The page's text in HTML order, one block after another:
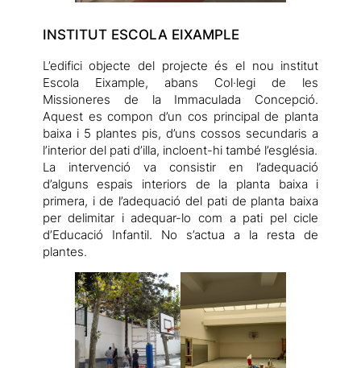
INSTITUT ESCOLA EIXAMPLE
L’edifici objecte del projecte és el nou institut
Escola Eixample, abans Col·legi de les
Missioneres de la Immaculada Concepció.
Aquest es compon d’un cos principal de planta
baixa i 5 plantes pis, d’uns cossos secundaris a
l’interior del pati d’illa, incloent-hi també l’església.
La intervenció va consistir en l’adequació
d’alguns espais interiors de la planta baixa i
primera, i de l’adequació del pati de planta baixa
per delimitar i adequar-lo com a pati pel cicle
d’Educació Infantil. No s’actua a la resta de
plantes.